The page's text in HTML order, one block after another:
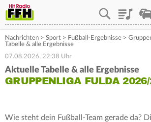
Playlist
Nachrichten > Sport > Fußball-Ergebnisse >
Tabelle & alle Ergebnisse
07.08.2026, 22:38 Uhr
Aktuelle Tabelle & alle Ergebnisse
GRUPPENLIGA FULDA
Wie steht dein Fußball-Team gerade da?